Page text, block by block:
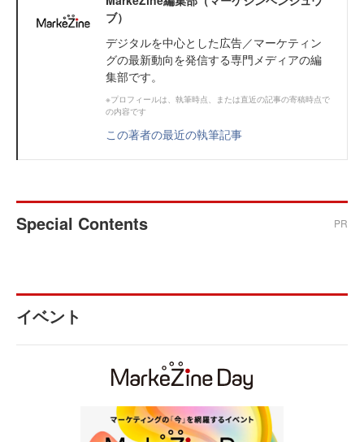
ブ）
デジタルを中心とした広告／マーケティン
グの最新動向を発信する専門メディアの編
集部です。
※プロフィールは、執筆時点、または直近の記事の寄稿時点で
の内容です
この著者の最近の執筆記事
Special Contents PR
イベント